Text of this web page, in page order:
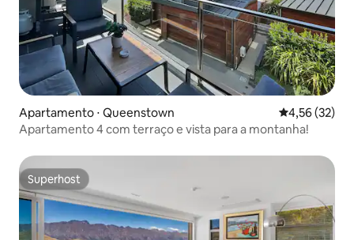
Apartamento ⋅ Queenstown 4,56 de uma
4,56 (32)
Apartamento 4 com terraço e vista para a montanha!
Superhost
Superhost